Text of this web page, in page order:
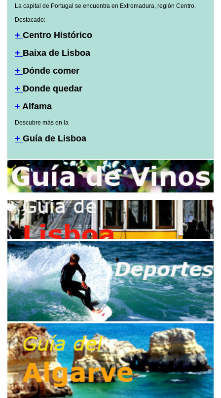
La capital de Portugal se encuentra en Extremadura, región Centro.
Destacado:
+ Centro Histórico
+ Baixa de Lisboa
+ Dónde comer
+ Donde quedar
+ Alfama
Descubre más en la
+ Guía de Lisboa